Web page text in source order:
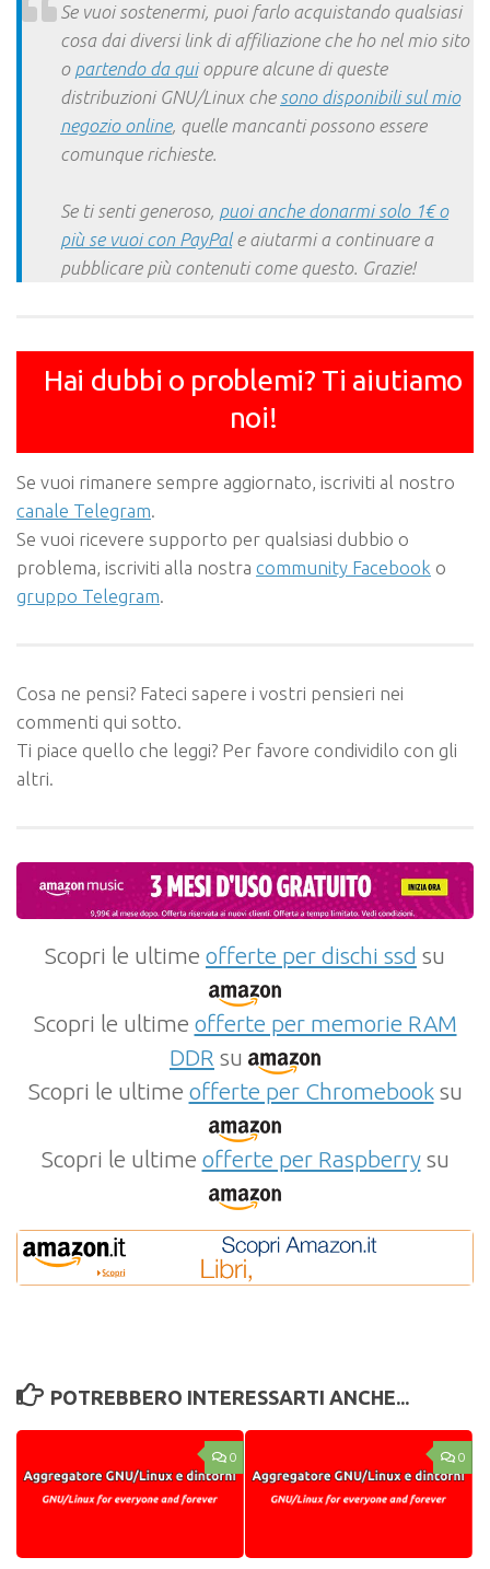
Se vuoi sostenermi, puoi farlo acquistando qualsiasi
cosa dai diversi link di affiliazione che ho nel mio sito
o partendo da quioppure alcune di queste
distribuzioni GNU/Linux che sono disponibili sul mio
negozio online, quelle mancanti possono essere
comunque richieste.
Se ti senti generoso, puoi anche donarmi solo 1€ o
più se vuoi con PayPale aiutarmi a continuare a
pubblicare più contenuti come questo. Grazie!
Hai dubbi o problemi? Ti aiutiamo
noi!
Se vuoi rimanere sempre aggiornato, iscriviti al nostro
canale Telegram.
Se vuoi ricevere supporto per qualsiasi dubbio o
problema, iscriviti alla nostra community Facebook o
gruppo Telegram.
Cosa ne pensi? Fateci sapere i vostri pensieri nei
commenti qui sotto.
Ti piace quello che leggi? Per favore condividilo con gli
altri.
Scopri le ultime offerte per dischi ssd su
Scopri le ultime offerte per memorie RAM
DDR su
Scopri le ultime offerte per Chromebooksu
Scopri le ultime offerte per Raspberrysu
POTREBBERO INTERESSARTI ANCHE...
0 0